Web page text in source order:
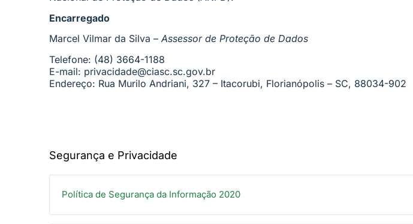
Encarregado
Marcel Vilmar da Silva – Assessor de Proteção de Dados
Telefone: (48) 3664-1188
E-mail: privacidade@ciasc.sc.gov.br
Endereço: Rua Murilo Andriani, 327 – Itacorubi, Florianópolis – SC, 88034-902
Segurança e Privacidade
Política de Segurança da Informação 2020